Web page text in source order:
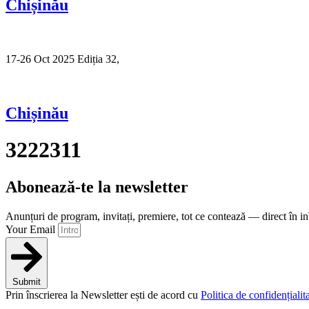
Chișinău
17-26 Oct 2025 Ediția 32,
Chișinău
3222311
Abonează-te la newsletter
Anunțuri de program, invitați, premiere, tot ce contează — direct în
Your Email
Submit
Prin înscrierea la Newsletter ești de acord cu Politica de